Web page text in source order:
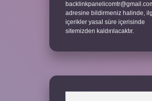
adresine bildirmeniz halinde,
içerikler yasal süre içerisinde
sitemizden kaldırılacaktır.